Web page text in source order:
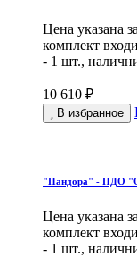
Цена указана
комплект
- 1 шт.,
10 610 ₽
В избранное
"Пандора" - ПДО
Цена указана
комплект
- 1 шт.,